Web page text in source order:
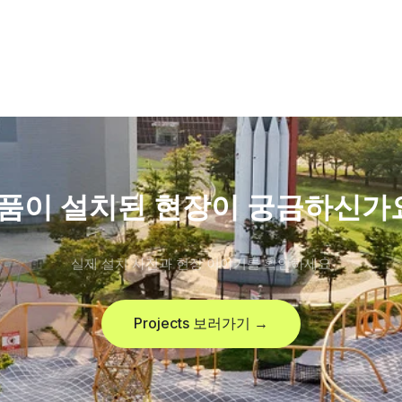
이 설치된 현장이 궁금하신가
실제 설치 사진과 현장 이야기를 확인하세요
Projects 보러가기 →